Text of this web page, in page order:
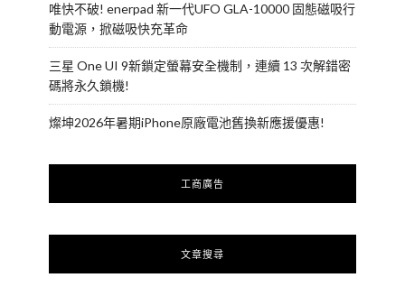
唯快不破! enerpad 新一代UFO GLA-10000 固態磁吸行
動電源，掀磁吸快充革命
三星 One UI 9新鎖定螢幕安全機制，連續 13 次解錯密
碼將永久鎖機!
燦坤2026年暑期iPhone原廠電池舊換新應援優惠!
工商廣告
文章搜尋